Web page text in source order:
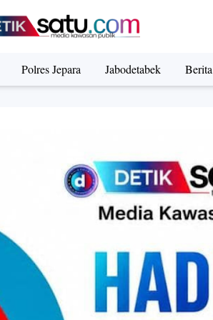
Polres Jepara Jabodetabek